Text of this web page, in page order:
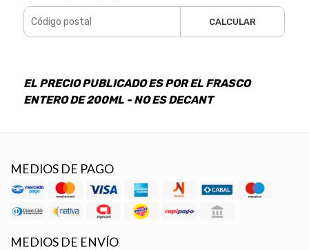
CALCULAR
EL PRECIO PUBLICADO ES POR EL FRASCO
ENTERO DE 200ML - NO ES DECANT
MEDIOS DE PAGO
MEDIOS DE ENVÍO